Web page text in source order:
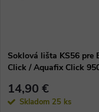
Soklová lišta KS56 pre
Click / Aquafix Click
14,90 €
Skladom 25 ks